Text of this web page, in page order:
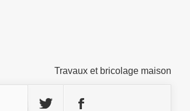
Travaux et bricolage maison